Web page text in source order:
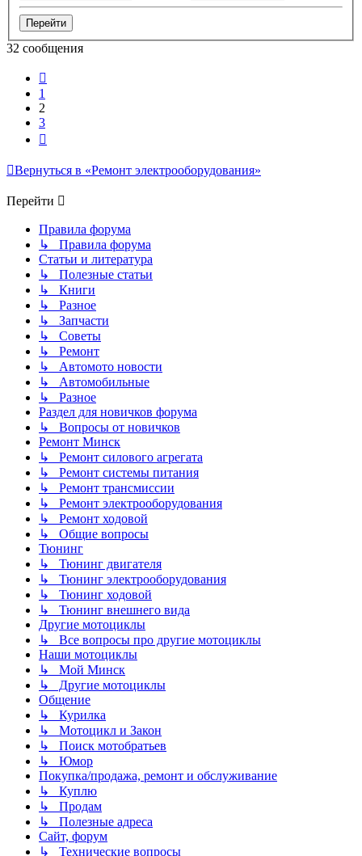
32 сообщения
1
2
3
Вернуться в «Ремонт электрооборудования»
Перейти
Правила форума
↳ Правила форума
Статьи и литература
↳ Полезные статьи
↳ Книги
↳ Разное
↳ Запчасти
↳ Советы
↳ Ремонт
↳ Автомото новости
↳ Автомобильные
↳ Разное
Раздел для новичков форума
↳ Вопросы от новичков
Ремонт Минск
↳ Ремонт силового агрегата
↳ Ремонт системы питания
↳ Ремонт трансмиссии
↳ Ремонт электрооборудования
↳ Ремонт ходовой
↳ Общие вопросы
Тюнинг
↳ Тюнинг двигателя
↳ Тюнинг электрооборудования
↳ Тюнинг ходовой
↳ Тюнинг внешнего вида
Другие мотоциклы
↳ Все вопросы про другие мотоциклы
Наши мотоциклы
↳ Мой Минск
↳ Другие мотоциклы
Общение
↳ Курилка
↳ Мотоцикл и Закон
↳ Поиск мотобратьев
↳ Юмор
Покупка/продажа, ремонт и обслуживание
↳ Куплю
↳ Продам
↳ Полезные адреса
Сайт, форум
↳ Технические вопросы